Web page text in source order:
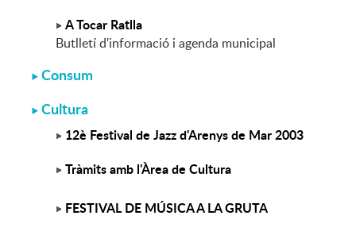
A Tocar Ratlla
Butlletí d'informació i agenda municipal
Consum
Cultura
12è Festival de Jazz d'Arenys de Mar 2003
Tràmits amb l'Àrea de Cultura
FESTIVAL DE MÚSICA A LA GRUTA